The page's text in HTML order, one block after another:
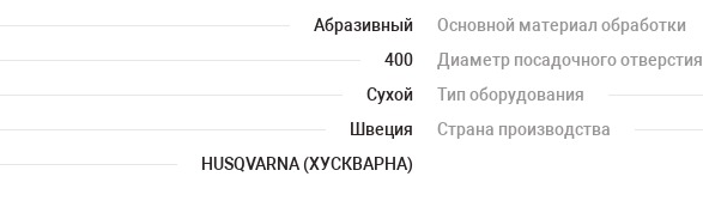
Абразивный Основной материал обработки
400 Диаметр посадочного отверстия
Сухой Тип оборудования
Швеция Страна производства
HUSQVARNA (ХУСКВАРНА)